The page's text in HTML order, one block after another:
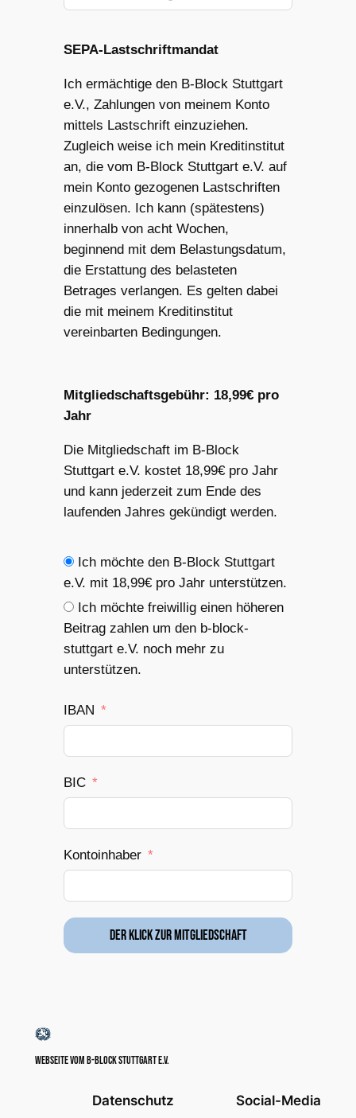
SEPA-Lastschriftmandat
Ich ermächtige den B-Block Stuttgart
e.V., Zahlungen von meinem Konto
mittels Lastschrift einzuziehen.
Zugleich weise ich mein Kreditinstitut
an, die vom B-Block Stuttgart e.V. auf
mein Konto gezogenen Lastschriften
einzulösen. Ich kann (spätestens)
innerhalb von acht Wochen,
beginnend mit dem Belastungsdatum,
die Erstattung des belasteten
Betrages verlangen. Es gelten dabei
die mit meinem Kreditinstitut
vereinbarten Bedingungen.
Mitgliedschaftsgebühr: 18,99€ pro
Jahr
Die Mitgliedschaft im B-Block
Stuttgart e.V. kostet 18,99€ pro Jahr
und kann jederzeit zum Ende des
laufenden Jahres gekündigt werden.
Ich möchte den B-Block Stuttgart
e.V. mit 18,99€ pro Jahr unterstützen.
Ich möchte freiwillig einen höheren
Beitrag zahlen um den b-block-
stuttgart e.V. noch mehr zu
unterstützen.
IBAN
BIC
Kontoinhaber
Der Klick zur Mitgliedschaft
Webseite vom B-Block Stuttgart e.V.
Datenschutz Social-Media